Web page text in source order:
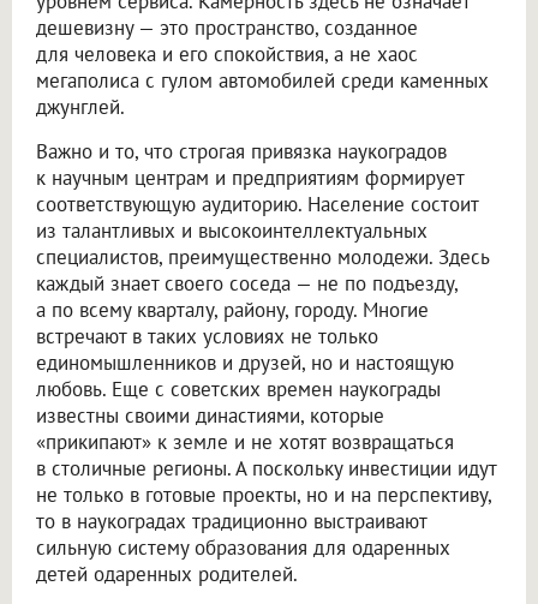
дешевизну — это пространство, созданное
для человека и его спокойствия, а не хаос
мегаполиса с гулом автомобилей среди каменных
джунглей.
Важно и то, что строгая привязка наукоградов
к научным центрам и предприятиям формирует
соответствующую аудиторию. Население состоит
из талантливых и высокоинтеллектуальных
специалистов, преимущественно молодежи. Здесь
каждый знает своего соседа — не по подъезду,
а по всему кварталу, району, городу. Многие
встречают в таких условиях не только
единомышленников и друзей, но и настоящую
любовь. Еще с советских времен наукограды
известны своими династиями, которые
«прикипают» к земле и не хотят возвращаться
в столичные регионы. А поскольку инвестиции идут
не только в готовые проекты, но и на перспективу,
то в наукоградах традиционно выстраивают
сильную систему образования для одаренных
детей одаренных родителей.